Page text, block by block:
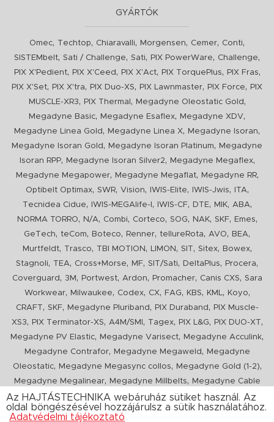
GYÁRTÓK
Omec, Techtop, Chiaravalli, Morgensen, Cemer, Conti,
SISTEMbelt, Sati / Challenge, Sati, PIX PowerWare, Challenge,
PIX X'Pedient, PIX X'Ceed , PIX X'Act, PIX TorquePlus, PIX Fras,
PIX X'Set, PIX X'tra, PIX Duo-XS, PIX Lawnmaster, PIX Force,
PIX
MUSCLE-XR3, PIX Thermal , Megadyne Oleostatic Gold ,
Megadyne Basic, Megadyne Esaflex, Megadyne XDV,
Megadyne Linea Gold , Megadyne Linea X, Megadyne Isoran,
Megadyne Isoran Gold , Megadyne Isoran Platinum,
Megadyne
Isoran RPP, Megadyne Isoran Silver2, Megadyne Megaflex,
Megadyne Megapower, Megadyne Megaflat, Megadyne RR,
Optibelt Optimax, SWR, Vision, IWIS-Elite, IWIS-Jwis, ITA,
Tecnidea Cidue, IWIS-MEGAlife-I , IWIS-CF, DTE, MIK, ABA,
NORMA TORRO, N/A, Combi, Corteco, SOG, NAK, SKF, Emes,
GeTech, teCom, Boteco, Renner, tellureRota, AVO, BEA,
Murtfeldt, Trasco, TBI MOTION , LIMON , SIT, Sitex, Bowex,
Stagnoli, TEA, Cross+Morse, MF, SIT/Sati, DeltaPlus, Procera,
Coverguard , 3M , Portwest, Ardon, Promacher, Canis CXS, Sara
Workwear, Milwaukee, Codex, CX, FAG, KBS, KML, Koyo,
CRAFT, SKF, Megadyne Pluriband , PIX Duraband ,
PIX Muscle-
XS3, PIX Terminator-XS, A4M/SMI , Tagex, PIX L&G, PIX DUO-XT,
Megadyne PV Elastic, Megadyne Varisect, Megadyne Acculink,
Megadyne Contrafor, Megadyne Megaweld ,
Megadyne
Oleostatic, Megadyne Megasync collos, Megadyne Gold (1-2),
Megadyne Megalinear, Megadyne Millbelts,
Megadyne Cable
Pull, PIX X'Ceed,Megadyne Pull Down, Optibelt VB,Mitsuboshi
ConCar,Megadyne Megarib ,PIX HARVESTER,Urgent
Az HAJTÁSTECHNIKA webáruház sütiket használ. Az
oldal böngészésével hozzájárulsz a sütik használatához.
Adatvédelmi tájékoztató